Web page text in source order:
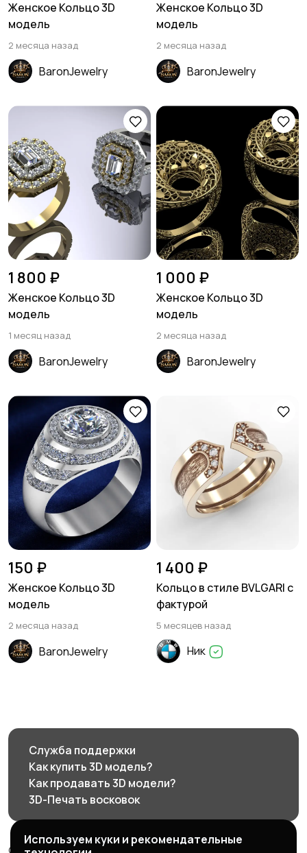
Женское Кольцо 3D
модель
2 месяца назад
BaronJewelry
Женское Кольцо 3D
модель
2 месяца назад
BaronJewelry
1 800 ₽
Женское Кольцо 3D
модель
1 месяц назад
BaronJewelry
1 000 ₽
Женское Кольцо 3D
модель
2 месяца назад
BaronJewelry
150 ₽
Женское Кольцо 3D
модель
2 месяца назад
BaronJewelry
1 400 ₽
Кольцо в стиле BVLGARI с
фактурой
5 месяцев назад
Ник
Служба поддержки
Как купить 3D модель?
Как продавать 3D модели?
3D-Печать восковок
Используем куки и рекомендательные